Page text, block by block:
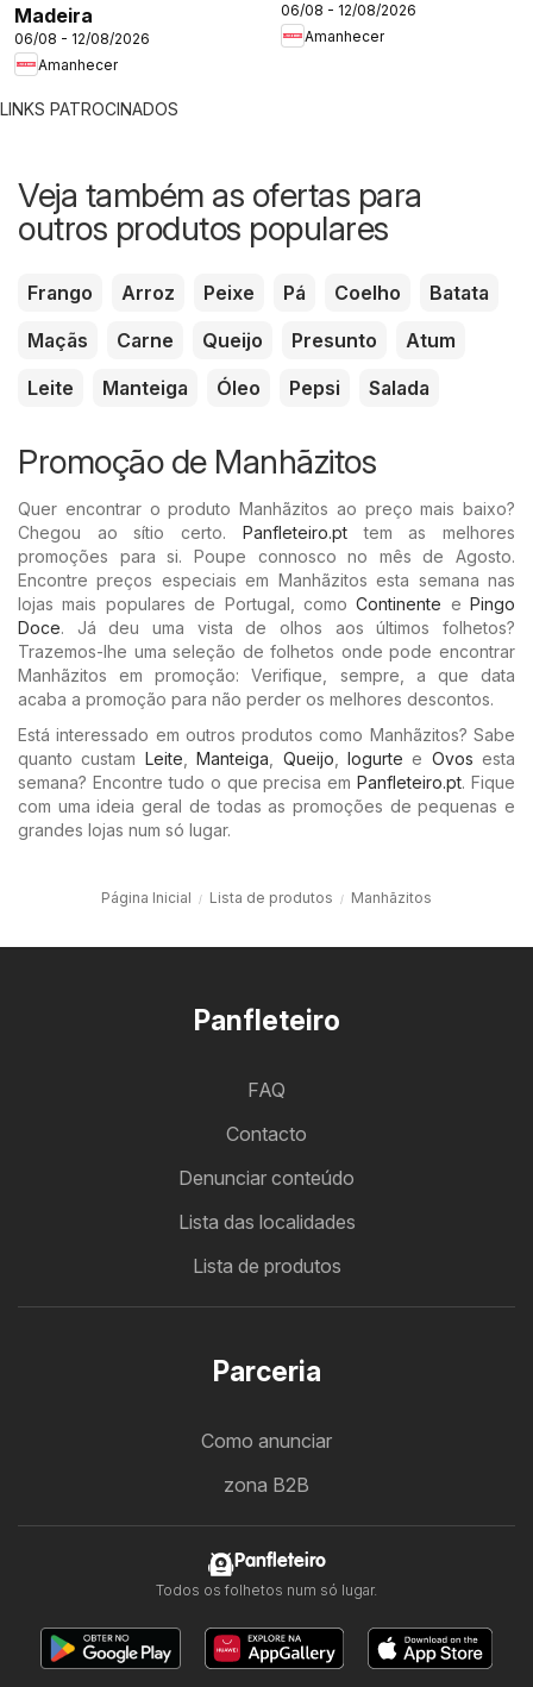
Madeira
06/08 - 12/08/2026
Amanhecer
06/08 - 12/08/2026
Amanhecer
LINKS PATROCINADOS
Veja também as ofertas para
outros produtos populares
Frango Arroz Peixe Pá Coelho
Batata
Maçãs
Carne Queijo Presunto
Atum
Leite
Manteiga Óleo Pepsi Salada
Promoção de Manhãzitos
Quer encontrar o produto Manhãzitos ao preço mais baixo?
Chegou ao sítio certo. Panfleteiro.pttem as melhores
promoções para si. Poupe connosco no mês de Agosto.
Encontre preços especiais em Manhãzitos esta semana nas
lojas mais populares de Portugal, comoContinente e Pingo
Doce. Já deu uma vista de olhos aos últimos folhetos?
Trazemos-lhe uma seleção de folhetos onde pode encontrar
Manhãzitos em promoção: Verifique, sempre, a que data
acaba a promoção para não perder os melhores descontos.
Está interessado em outros produtos como Manhãzitos? Sabe
quanto custam Leite ,Manteiga Queijo Iogurte e Ovos esta
semana? Encontre tudo o que precisa emPanfleteiro.pt. Fique
com uma ideia geral de todas as promoções de pequenas e
grandes lojas num só lugar.
Página Inicial Lista de produtos Manhãzitos
Panfleteiro
FAQ
Contacto
Denunciar conteúdo
Lista das localidades
Lista de produtos
Parceria
Como anunciar
zona B2B
Panfleteiro
Todos os folhetos num só lugar.